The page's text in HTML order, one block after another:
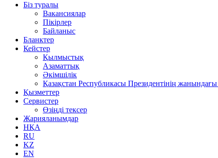
Біз туралы
Вакансиялар
Пікірлер
Байланыс
Бланктер
Кейстер
Қылмыстық
Азаматтық
Әкімшілік
Қазақстан Республикасы Президентінің
Қызметтер
Сервистер
Өзіңді тексер
Жарияланымдар
НҚА
RU
KZ
EN